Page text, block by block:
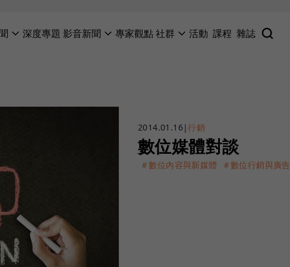
深度專題 影音新聞 專家觀點社群 活動 課程 雜誌
2014.01.16|行銷
數位媒體對談
＃數位內容與新媒體 ＃數位行銷與廣告